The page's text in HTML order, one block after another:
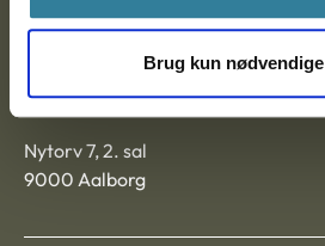
Brug kun
Ankestyrelsen
Postadresse:
Nytorv 7, 2. sal
9000 Aalborg